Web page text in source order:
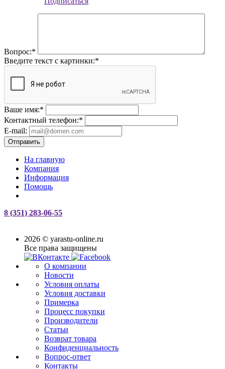
Вопрос:*
Введите текст с картинки:*
Ваше имя:*
Контактный телефон:*
E-mail:
Отправить
На главную
Компания
Информация
Помощь
8 (351) 283-06-55
2026 © yarastu-online.ru
Все права защищены
О компании
Новости
Условия оплаты
Условия доставки
Примерка
Процесс покупки
Производители
Статьи
Возврат товара
Конфиденциальность
Вопрос-ответ
Контакты